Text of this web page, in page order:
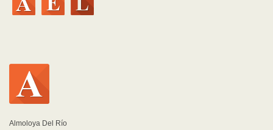
Almoloya Del Río